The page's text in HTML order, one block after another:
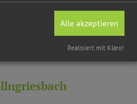
Alle akzeptieren
Realisiert mit Klaro!